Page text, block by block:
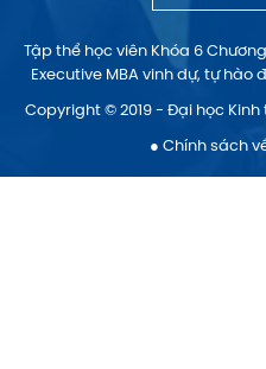
Tập thể học viên Khóa 6
Executive MBA vinh dự, tự
Copyright © 2019 - Đại học Kinh
● Chính sách